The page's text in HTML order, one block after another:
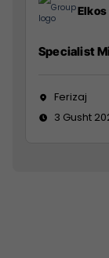
Specialist
Ferizaj
3 Gusht